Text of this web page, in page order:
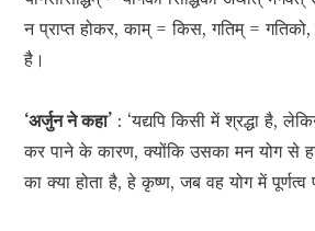
न प्राप्त होकर, काम् = किस, गतिम् = गतिको,
है।
‘अर्जुन ने कहा’ : ‘यद्यपि किसी में श्रद्धा है,
कर पाने के कारण, क्योंकि उसका मन योग से
का क्या होता है, हे कृष्ण, जब वह योग में पूर्णत्व